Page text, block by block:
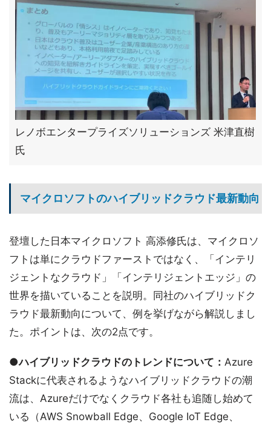
レノボエンタープライズソリューションズ 米津直樹
氏
マイクロソフトのハイブリッドクラウド最新動向
登壇した日本マイクロソフト 高添修氏は、マイクロソ
フトは単にクラウドファーストではなく、「インテリ
ジェントなクラウド」「インテリジェントエッジ」の
世界を描いていることを説明。同社のハイブリッドク
ラウド最新動向について、例を挙げながら解説しまし
た。ポイントは、次の2点です。
●ハイブリッドクラウドのトレンドについて： Azure
Stackに代表されるようなハイブリッドクラウドの潮
流は、Azureだけでなくクラウド各社も追随し始めて
いる（AWS Snowball Edge、Google IoT Edge、